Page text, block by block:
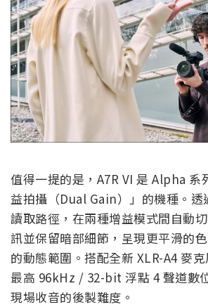
值得一提的是，A7R VI 是 Alpha 系
益拍攝（Dual Gain）」的機種。透
讀取路徑，在兩種增益模式間自動
訊並保留暗部細節，呈現更平滑的
的動態範圍。搭配全新 XLR-A4 麥
最高 96kHz / 32-bit 浮點 4 聲道數
現場收音的後製難度。